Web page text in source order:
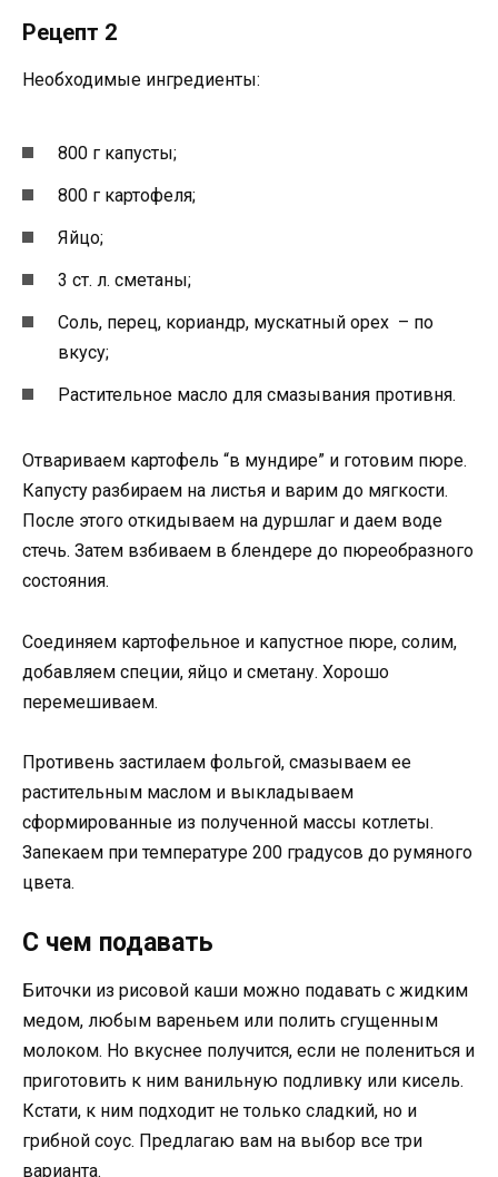
Рецепт 2
Необходимые ингредиенты:
800 г капусты;
800 г картофеля;
Яйцо;
3 ст. л. сметаны;
Соль, перец, кориандр, мускатный орех – по
вкусу;
Растительное масло для смазывания противня.
Отвариваем картофель “в мундире” и готовим пюре.
Капусту разбираем на листья и варим до мягкости.
После этого откидываем на дуршлаг и даем воде
стечь. Затем взбиваем в блендере до пюреобразного
состояния.
Соединяем картофельное и капустное пюре, солим,
добавляем специи, яйцо и сметану. Хорошо
перемешиваем.
Противень застилаем фольгой, смазываем ее
растительным маслом и выкладываем
сформированные из полученной массы котлеты.
Запекаем при температуре 200 градусов до румяного
цвета.
С чем подавать
Биточки из рисовой каши можно подавать с жидким
медом, любым вареньем или полить сгущенным
молоком. Но вкуснее получится, если не полениться и
приготовить к ним ванильную подливку или кисель.
Кстати, к ним подходит не только сладкий, но и
грибной соус. Предлагаю вам на выбор все три
варианта.